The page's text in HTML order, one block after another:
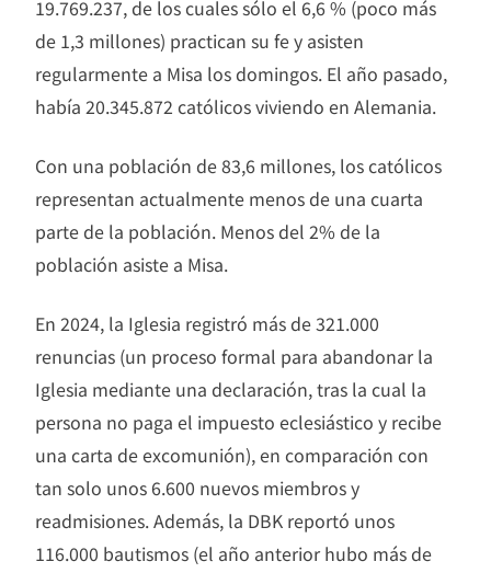
19.769.237, de los cuales sólo el 6,6 % (poco más
de 1,3 millones) practican su fe y asisten
regularmente a Misa los domingos. El año pasado,
había 20.345.872 católicos viviendo en Alemania.
Con una población de 83,6 millones, los católicos
representan actualmente menos de una cuarta
parte de la población. Menos del 2% de la
población asiste a Misa.
En 2024, la Iglesia registró más de 321.000
renuncias (un proceso formal para abandonar la
Iglesia mediante una declaración, tras la cual la
persona no paga el impuesto eclesiástico y recibe
una carta de excomunión), en comparación con
tan solo unos 6.600 nuevos miembros y
readmisiones. Además, la DBK reportó unos
116.000 bautismos (el año anterior hubo más de